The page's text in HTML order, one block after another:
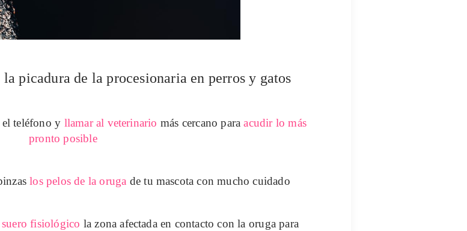
picadura de la procesionaria en perros y gatos
el teléfono y llamar al veterinario más cercano para acudir lo más
pronto posible
los pelos de la oruga de tu mascota con mucho cuidado
fisiológico la zona afectada en contacto con la oruga para